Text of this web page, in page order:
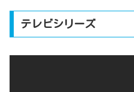
テレビシリーズ